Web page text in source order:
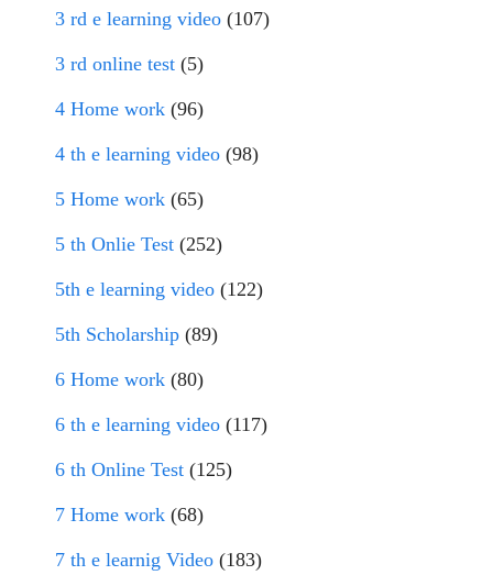
3 rd e learning video (107)
3 rd online test (5)
4 Home work (96)
4 th e learning video (98)
5 Home work (65)
5 th Onlie Test (252)
5th e learning video (122)
5th Scholarship (89)
6 Home work (80)
6 th e learning video (117)
6 th Online Test (125)
7 Home work (68)
7 th e learnig Video (183)